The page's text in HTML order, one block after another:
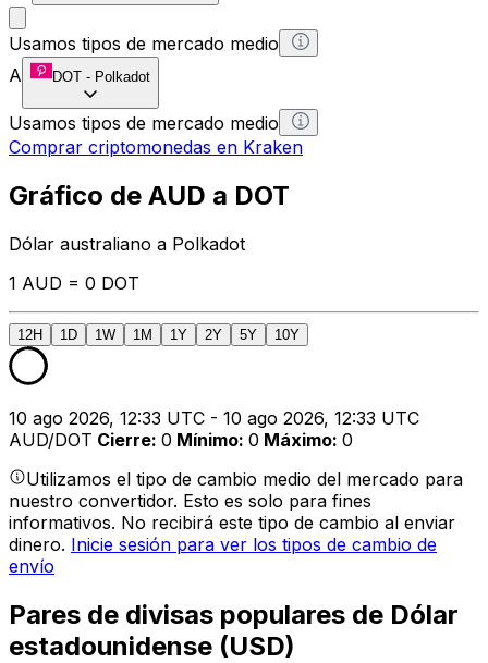
Usamos tipos de mercado medio
A
DOT - Polkadot
Usamos tipos de mercado medio
Comprar criptomonedas en Kraken
Gráfico de AUD a DOT
Dólar australiano a Polkadot
1 AUD = 0 DOT
12H 1D 1W 1M 1Y 2Y 5Y 10Y
10 ago 2026, 12:33 UTC - 10 ago 2026, 12:33 UTC
AUD/DOT Cierre: 0 Mínimo: 0 Máximo: 0
Utilizamos el tipo de cambio medio del mercado para
nuestro convertidor. Esto es solo para fines
informativos. No recibirá este tipo de cambio al enviar
dinero. Inicie sesión para ver los tipos de cambio de
envío
Pares de divisas populares de Dólar
estadounidense (USD)